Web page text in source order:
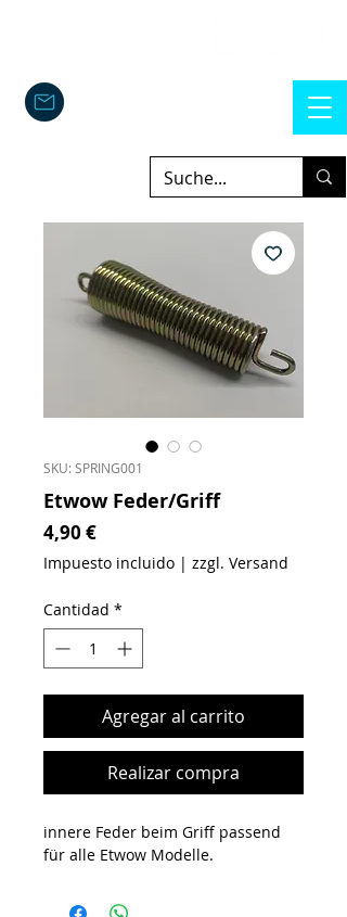
SKU: SPRING001
Etwow Feder/Griff
4,90 €Precio
Impuesto incluido | zzgl. Versand
Cantidad *
Agregar al carrito
Realizar compra
innere Feder beim Griff passend
für alle Etwow Modelle.